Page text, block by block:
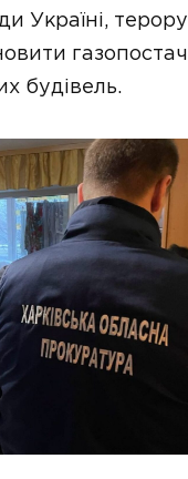
Україні,
будівель.